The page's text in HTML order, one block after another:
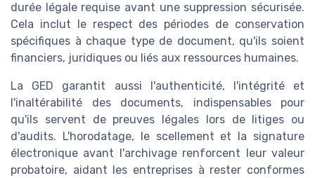
durée légale requise avant une suppression sécurisée.
Cela inclut le respect des périodes de conservation
spécifiques à chaque type de document, qu'ils soient
financiers, juridiques ou liés aux ressources humaines.
La GED garantit aussi l'authenticité, l'intégrité et
l'inaltérabilité des documents, indispensables pour
qu'ils servent de preuves légales lors de litiges ou
d'audits. L'horodatage, le scellement et la signature
électronique avant l'archivage renforcent leur valeur
probatoire, aidant les entreprises à rester conformes